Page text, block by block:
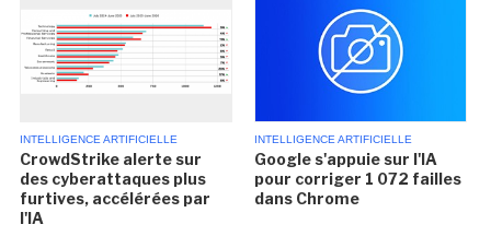
INTELLIGENCE ARTIFICIELLE
CrowdStrike alerte sur
des cyberattaques plus
furtives, accélérées par
l'IA
INTELLIGENCE ARTIFICIELLE
Google s'appuie sur l'IA
pour corriger 1 072 failles
dans Chrome